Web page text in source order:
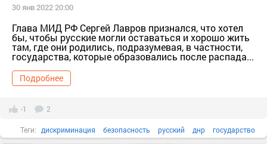
30 янв 2022 20:00
Глава МИД РФ Сергей Лавров признался, что хотел
бы, чтобы русские могли оставаться и хорошо жить
там, где они родились, подразумевая, в частности,
государства, которые образовались после распада...
Подробнее
-1 2
Теги: дискриминация безопасность русский днр государство